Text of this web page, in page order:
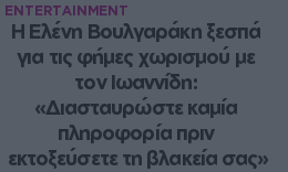
ENTERTAINMENT
Η Ελένη Βουλγαράκη ξεσπά
για τις φήμες χωρισμού με
τον Ιωαννίδη:
«Διασταυρώστε καμία
πληροφορία πριν
εκτοξεύσετε τη βλακεία σας»